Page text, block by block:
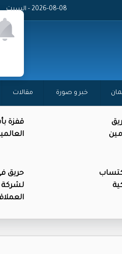
2026-08-08 - السبت
خبر و صورة مقالات
3200 حريق
قفزة
حريق
لشركة